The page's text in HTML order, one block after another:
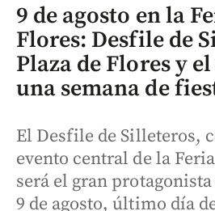
9 de agosto en la
Flores: Desfile de
Plaza de Flores y
una semana de
El Desfile de Silleteros,
evento central de la
será el gran
9 de agosto, último día